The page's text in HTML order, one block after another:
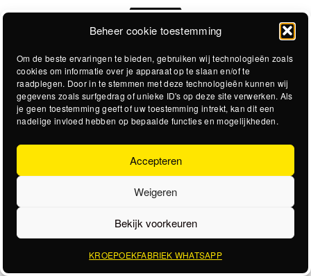
Beheer cookie toestemming
Om de beste ervaringen te bieden, gebruiken wij technologieën zoals
cookies om informatie over je apparaat op te slaan en/of te
raadplegen. Door in te stemmen met deze technologieën kunnen wij
gegevens zoals surfgedrag of unieke ID's op deze site verwerken. Als
je geen toestemming geeft of uw toestemming intrekt, kan dit een
nadelige invloed hebben op bepaalde functies en mogelijkheden.
Accepteren
Weigeren
Bekijk voorkeuren
KROEPOEKFABRIEK WHATSAPP